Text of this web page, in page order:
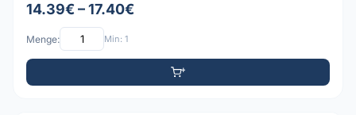
14.39€ – 17.40€
Menge: Min: 1